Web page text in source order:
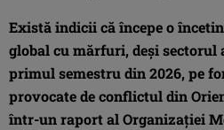
Există indicii că începe o
global cu mărfuri, deşi
primul semestru din 2026, pe
provocate de conflictul din
într-un raport al Organizaţiei